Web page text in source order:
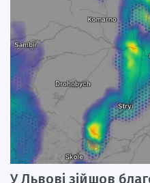
У Львові зійшов